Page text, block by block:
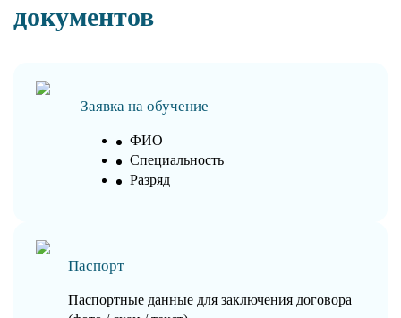
документов
Заявка на обучение
ФИО
Специальность
Разряд
Паспорт
Паспортные данные для заключения договора